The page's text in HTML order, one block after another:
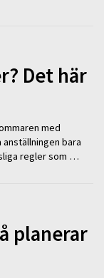
Det här
med
bara
regler som …
planerar